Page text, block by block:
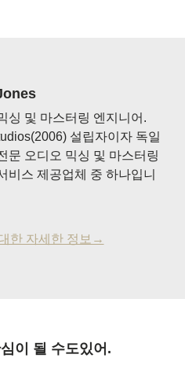
싱 및 마스터링 엔지니어.
설립자이자 독일
문 오디오 믹싱 및 마스터링
비스 제공업체 중 하나입니
한 자세한 정보→
이 될 수도있어.